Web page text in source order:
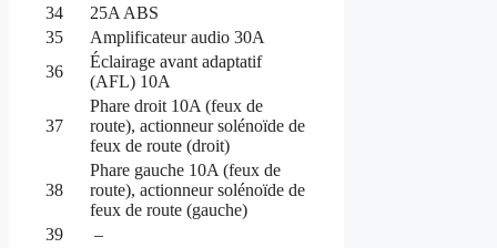
34
25A ABS
35
Amplificateur audio 30A
36
Éclairage avant adaptatif
(AFL) 10A
37
Phare droit 10A (feux de
route), actionneur solénoïde de
feux de route (droit)
38
Phare gauche 10A (feux de
route), actionneur solénoïde de
feux de route (gauche)
39
–